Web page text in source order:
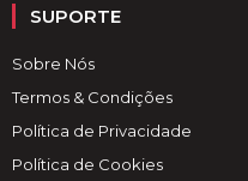
SUPORTE
Sobre Nós
Termos & Condições
Política de Privacidade
Política de Cookies